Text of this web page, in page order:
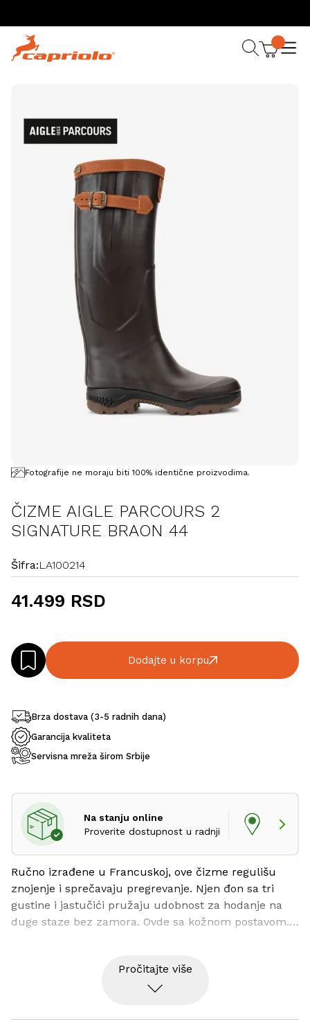
Fotografije ne moraju biti 100% identične proizvodima.
ČIZME AIGLE PARCOURS 2
SIGNATURE BRAON 44
Šifra:LA100214
41.499 RSD
Dodajte u korpu
Brza dostava (3-5 radnih dana)
Garancija kvaliteta
Servisna mreža širom Srbije
Na stanju online
Proverite dostupnost u radnji
Ručno izrađene u Francuskoj, ove čizme regulišu
znojenje i sprečavaju pregrevanje. Njen đon sa tri
gustine i jastučići pružaju udobnost za hodanje na
duge staze bez zamora. Ovde sa kožnom postavom.
ove robusne tehničke čizme su pogodne za
profesionalnu i dugotrajnu upotrebu.
„Brzosušeća postava
Pročitajte više